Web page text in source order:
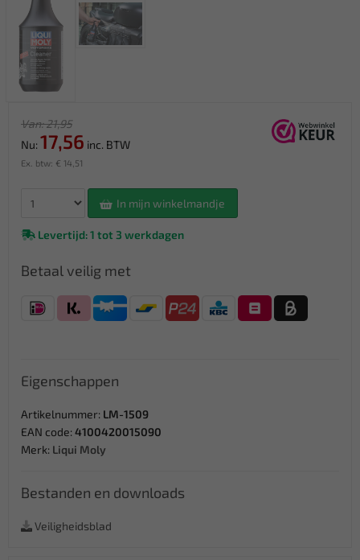
Van: 21,95
Nu: 17,56 inc. BTW
Ex. btw: € 14,51
In mijn winkelmandje
Levertijd: 1 tot 3 werkdagen
Betaal veilig met
Eigenschappen
Artikelnummer: LM-1509
EAN code: 4100420015090
Merk: Liqui Moly
Bestanden en downloads
Veiligheidsblad